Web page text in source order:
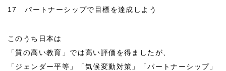
17 パートナーシップで目標を達成しよう
このうち日本は
「質の高い教育」では高い評価を得ましたが、
「ジェンダー平等」「気候変動対策」「パートナーシップ」